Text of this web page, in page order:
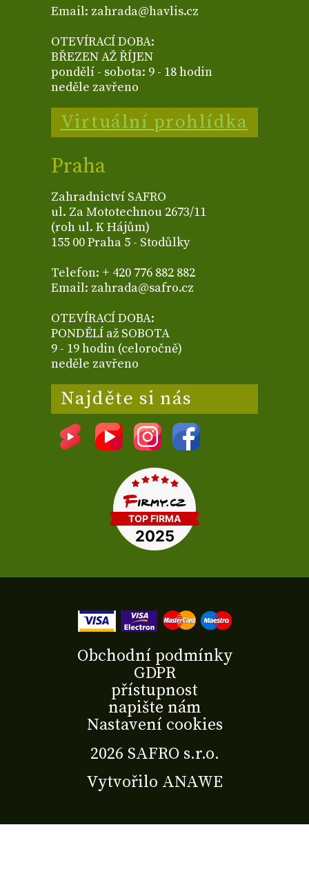
Email: zahrada@havlis.cz
OTEVÍRACÍ DOBA:
BŘEZEN AŽ ŘÍJEN
pondělí - sobota: 9 - 18 hodin
neděle zavřeno
Virtuální prohlídka
Praha
Zahradnictví SAFRO
ul. Za Mototechnou 2673/11
(roh ul. K Hájům)
155 00 Praha 5 - Stodůlky
Telefon: + 420 776 882 882
Email: zahrada@safro.cz
OTEVÍRACÍ DOBA:
PONDĚLÍ až SOBOTA
9 - 19 hodin (celoročně)
neděle zavřeno
Najděte si nás
2026 SAFRO s.r.o.
Vytvořilo ANAWE
Obchodní podmínky
GDPR
přístupnost
napište nám
Nastavení cookies